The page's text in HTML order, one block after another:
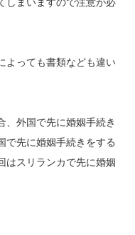
よっても書類なども違い
、外国で先に婚姻手続き
で先に婚姻手続きをする
はスリランカで先に婚姻